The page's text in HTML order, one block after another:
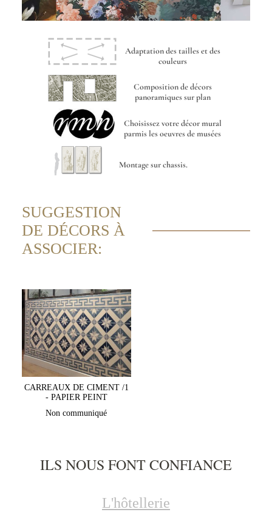
Adaptation des tailles et des
couleurs
Composition de décors
panoramiques sur plan
Choisissez votre décor mural
parmis les oeuvres de musées
Montage sur chassis.
SUGGESTION
DE DÉCORS À
ASSOCIER:
CARREAUX DE CIMENT /1
- PAPIER PEINT
Non communiqué
ILS NOUS FONT CONFIANCE
L'hôtellerie